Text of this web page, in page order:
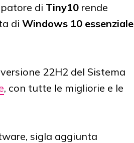
di Tiny10 rende
di Windows 10 essenziale
22H2 del Sistema
, con tutte le migliorie e le
sigla aggiunta